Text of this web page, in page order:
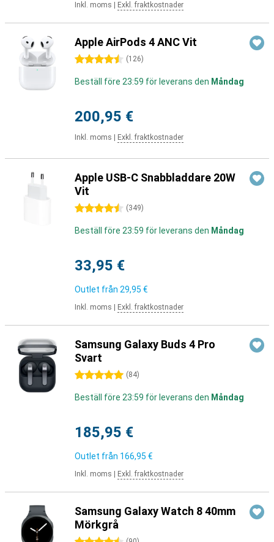
Inkl. moms Exkl. fraktkostnader
Apple AirPods 4 ANC Vit
4.5 stjärnor (126)
Beställ före 23:59 för leverans den Måndag
200,95 €
Inkl. moms Exkl. fraktkostnader
Apple USB-C Snabbladdare 20W
Vit
4.5 stjärnor (349)
Beställ före 23:59 för leverans den Måndag
33,95 €
Outlet från 29,95 €
Inkl. moms Exkl. fraktkostnader
Samsung Galaxy Buds 4 Pro
Svart
5 stjärnor (84)
Beställ före 23:59 för leverans den Måndag
185,95 €
Outlet från 166,95 €
Inkl. moms Exkl. fraktkostnader
Samsung Galaxy Watch 8 40mm
Mörkgrå